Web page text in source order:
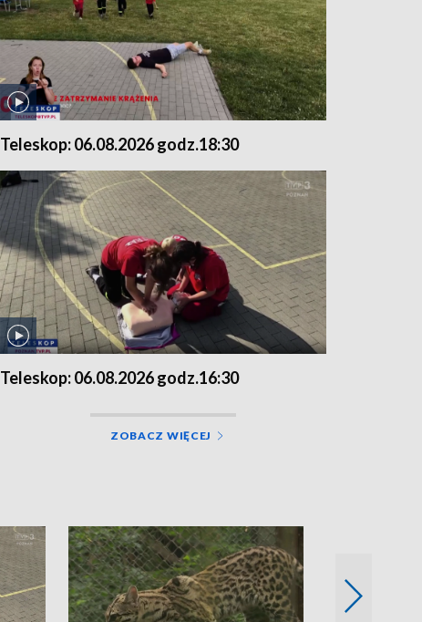
Teleskop: 06.08.2026 godz.18:30
Teleskop: 06.08.2026 godz.16:30
ZOBACZ WIĘCEJ